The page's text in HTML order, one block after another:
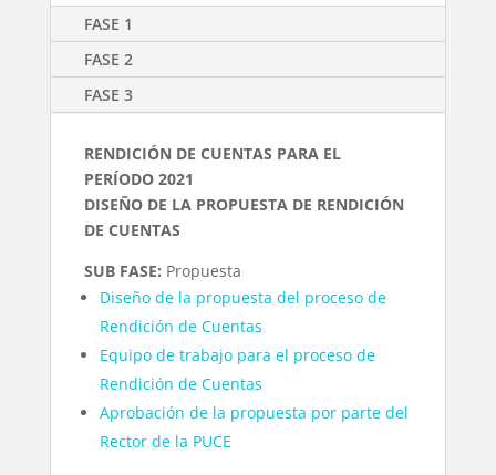
FASE 1
FASE 2
FASE 3
RENDICIÓN DE CUENTAS PARA EL
PERÍODO 2021
DISEÑO DE LA PROPUESTA DE RENDICIÓN
DE CUENTAS
SUB FASE: Propuesta
Diseño de la propuesta del proceso de
Rendición de Cuentas
Equipo de trabajo para el proceso de
Rendición de Cuentas
Aprobación de la propuesta por parte del
Rector de la PUCE